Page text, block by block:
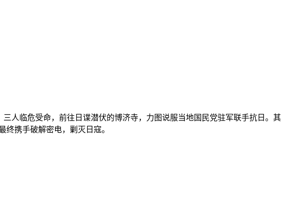
人临危受命，前往日谍潜伏的博济寺，力图说服当地国民党驻军联手抗日。其
携手破解密电，剿灭日寇。